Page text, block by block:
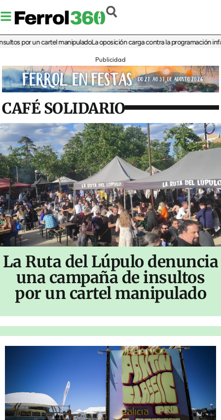
por un cartel manipuladoLa oposición carga contra la programación infantil
Publicidad
CAFÉ SOLIDARIO
La Ruta del Lúpulo denuncia
una campaña de insultos
por un cartel manipulado